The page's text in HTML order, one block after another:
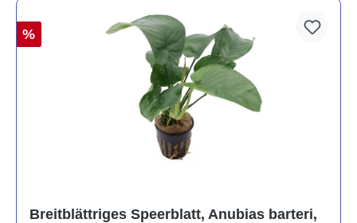
%
Breitblättriges Speerblatt, Anubias barteri,